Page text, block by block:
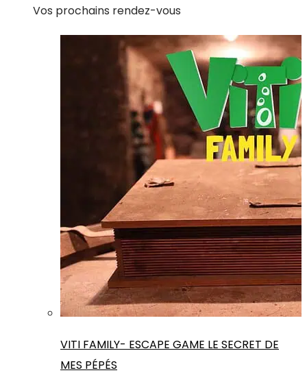
Vos prochains rendez-vous
VITI FAMILY- ESCAPE GAME LE SECRET DE
MES PÉPÉS